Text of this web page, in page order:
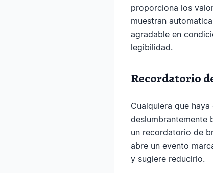
proporciona los
muestran
agradable en
legibilidad.
Recordatorio
Cualquiera que
deslumbrantemente
un recordatorio de
abre un evento
y sugiere reducirlo.